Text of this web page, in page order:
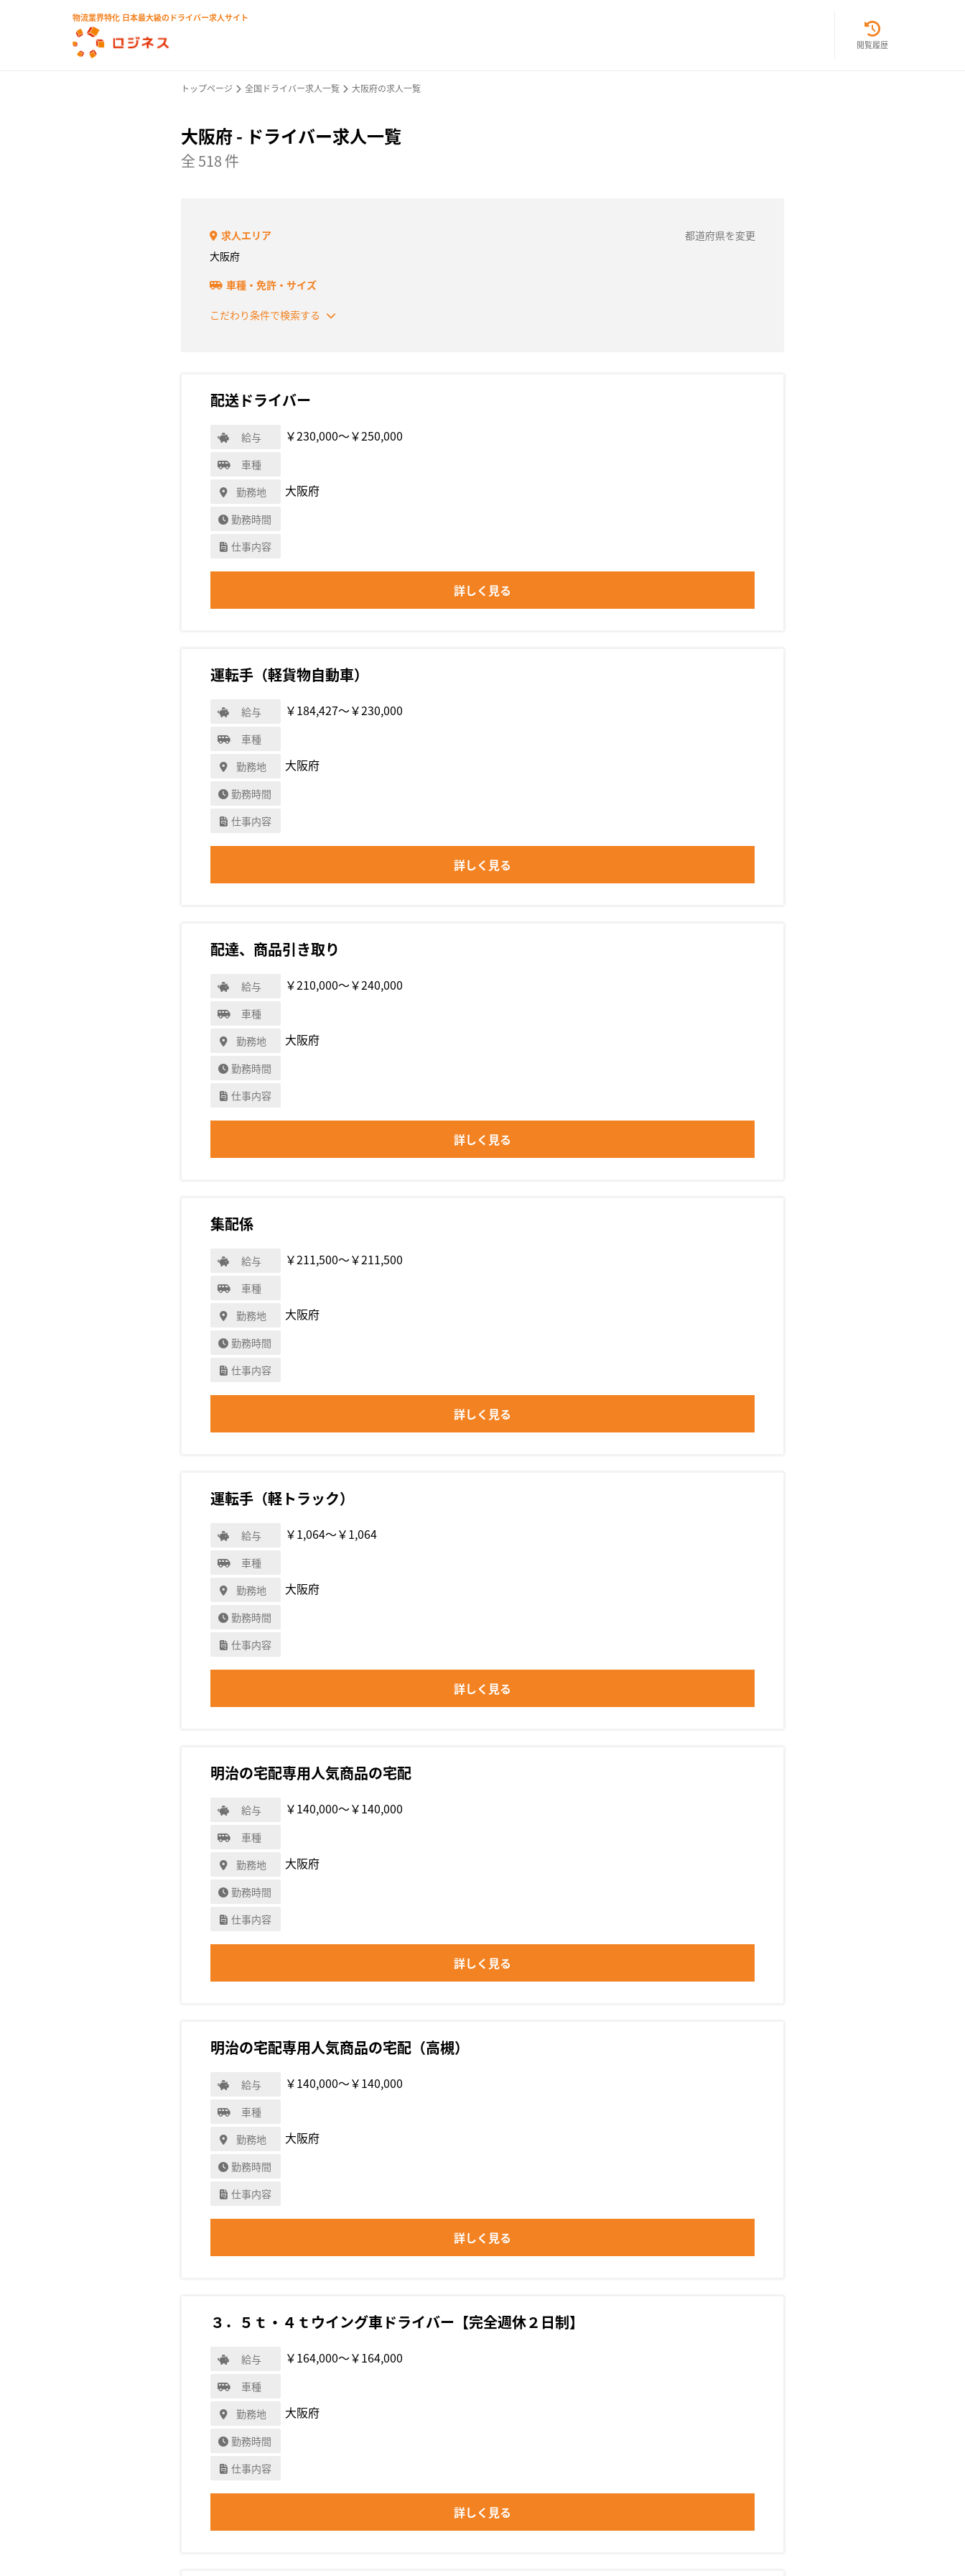
物流業界特化 日本最大級のドライバー求人サイト
閲覧履歴
トップページ 全国ドライバー求人一覧 大阪府の求人一覧
大阪府 - ドライバー求人一覧
全 518 件
求人エリア
都道府県を変更
大阪府
車種・免許・サイズ
こだわり条件で検索する
配送ドライバー
給与 ￥230,000〜￥250,000
車種
勤務地
大阪府
勤務時間
仕事内容
詳しく見る
運転手（軽貨物自動車）
給与 ￥184,427〜￥230,000
車種
勤務地
大阪府
勤務時間
仕事内容
詳しく見る
配達、商品引き取り
給与 ￥210,000〜￥240,000
車種
勤務地
大阪府
勤務時間
仕事内容
詳しく見る
集配係
給与 ￥211,500〜￥211,500
車種
勤務地
大阪府
勤務時間
仕事内容
詳しく見る
運転手（軽トラック）
給与 ￥1,064〜￥1,064
車種
勤務地
大阪府
勤務時間
仕事内容
詳しく見る
明治の宅配専用人気商品の宅配
給与 ￥140,000〜￥140,000
車種
勤務地
大阪府
勤務時間
仕事内容
詳しく見る
明治の宅配専用人気商品の宅配（高槻）
給与 ￥140,000〜￥140,000
車種
勤務地
大阪府
勤務時間
仕事内容
詳しく見る
３．５ｔ・４ｔウイング車ドライバー【完全週休２日制】
給与 ￥164,000〜￥164,000
車種
勤務地
大阪府
勤務時間
仕事内容
詳しく見る